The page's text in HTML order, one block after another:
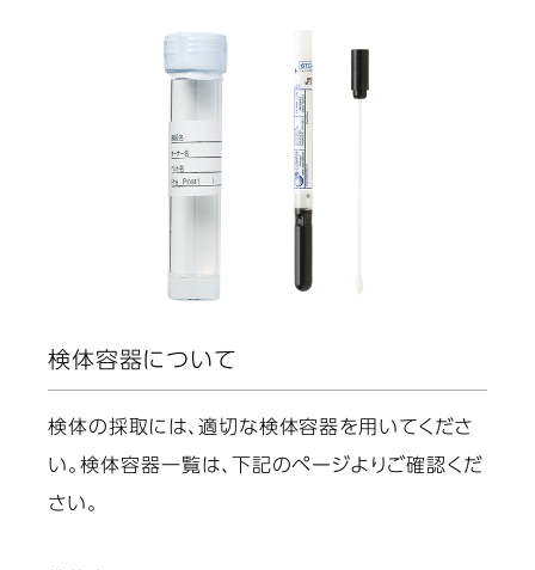
検体容器について
検体の採取には、適切な検体容器を用いてくださ
い。検体容器一覧は、下記のページよりご確認くだ
さい。